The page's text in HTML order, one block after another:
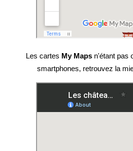
Les cartes My Maps n'étant pas
smartphones, retrouvez la